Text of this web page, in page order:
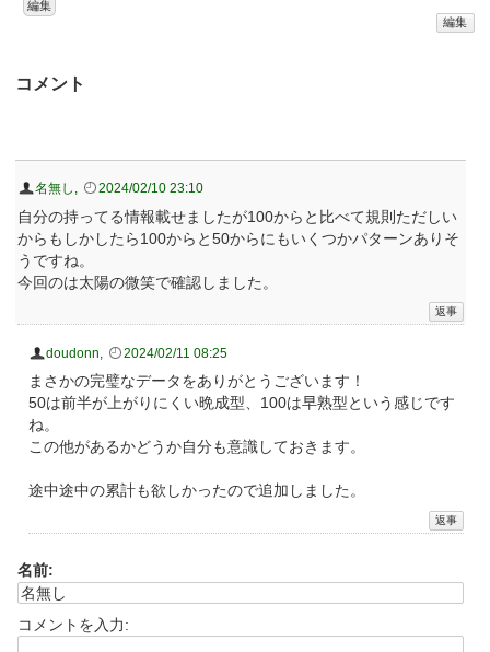
編集
編集
コメント
名無し 2024/02/10 23:10
自分の持ってる情報載せましたが100からと比べて規則ただしい
からもしかしたら100からと50からにもいくつかパターンありそ
うですね。
今回のは太陽の微笑で確認しました。
doudonn 2024/02/11 08:25
まさかの完璧なデータをありがとうございます！
50は前半が上がりにくい晩成型、100は早熟型という感じです
ね。
この他があるかどうか自分も意識しておきます。
途中途中の累計も欲しかったので追加しました。
名前:
コメントを入力: